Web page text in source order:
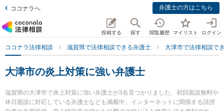
ココナラへ 弁護士の方はこちら
投稿する 探す 閲覧履歴 マイリスト ログイン
ココナラ法律相談 滋賀県で法律相談できる弁護士 大津市で法律相談で
大津市の炎上対策に強い弁護士
滋賀県の大津市で炎上対策に強い弁護士が3名見つかりました。初回面談無料や
休日面談に対応している弁護士なども掲載中。インターネットに関係する誹謗